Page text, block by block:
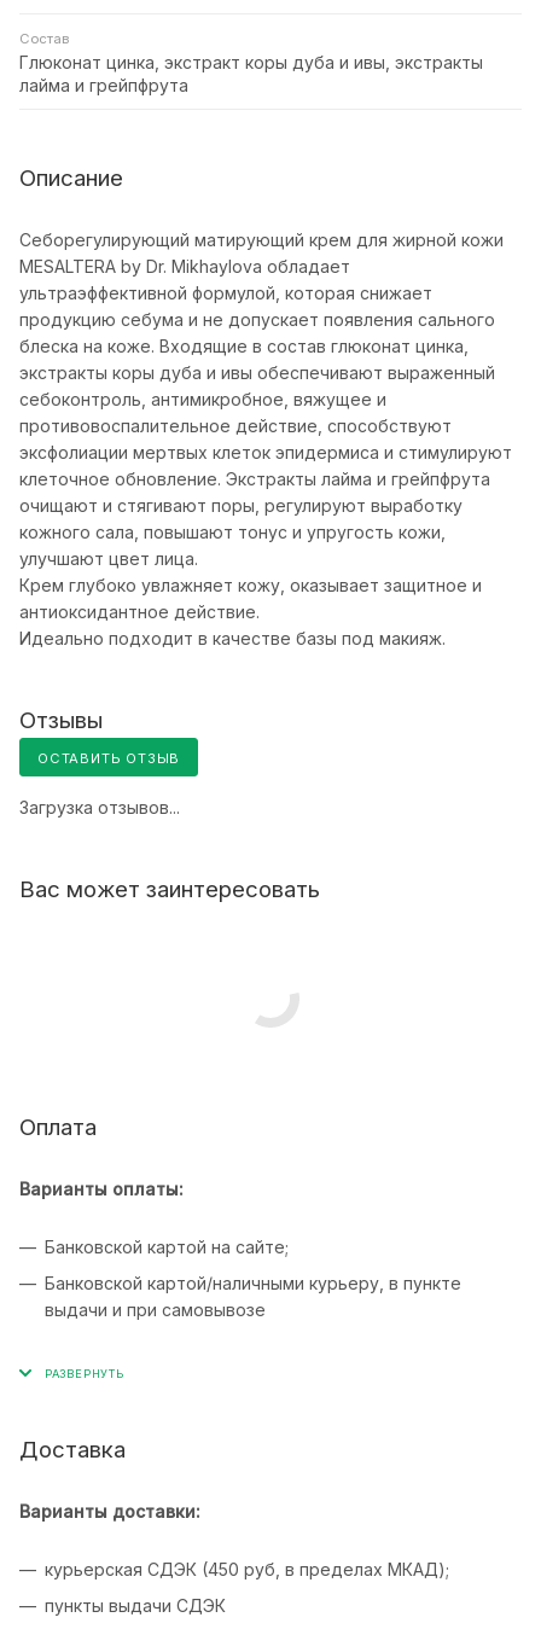
Состав
Глюконат цинка, экстракт коры дуба и ивы, экстракты
лайма и грейпфрута
Описание
Cеборегулирующий матирующий крем для жирной кожи
MESALTERA by Dr. Mikhaylova обладает
ультраэффективной формулой, которая снижает
продукцию себума и не допускает появления сального
блеска на коже. Входящие в состав глюконат цинка,
экстракты коры дуба и ивы обеспечивают выраженный
себоконтроль, антимикробное, вяжущее и
противовоспалительное действие, способствуют
эксфолиации мертвых клеток эпидермиса и стимулируют
клеточное обновление. Экстракты лайма и грейпфрута
очищают и стягивают поры, регулируют выработку
кожного сала, повышают тонус и упругость кожи,
улучшают цвет лица.
Крем глубоко увлажняет кожу, оказывает защитное и
антиоксидантное действие.
Идеально подходит в качестве базы под макияж.
Отзывы
ОСТАВИТЬ ОТЗЫВ
Загрузка отзывов...
Вас может заинтересовать
Оплата
Варианты оплаты:
Банковской картой на сайте;
Банковской картой/наличными курьеру, в пункте
выдачи и при самовывозе
Доставка
Варианты доставки:
курьерская СДЭК (450 руб, в пределах МКАД);
пункты выдачи СДЭК